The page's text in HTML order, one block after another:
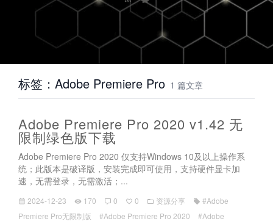
标签：Adobe Premiere Pro 1 篇文章
Adobe Premiere Pro 2020 v1.42 无
限制绿色版下载
Adobe Premiere Pro 2020 仅支持Windows 10及以上操作系
统；此版本是破译版，安装完成即可使用，支持硬件显卡加
速，无需登录，无需激活；...
2024-12-23 170 0 0 资源分享
#Adobe
Premiere Pro无限制版
#Adobe Premiere Pro 2020
#Adobe